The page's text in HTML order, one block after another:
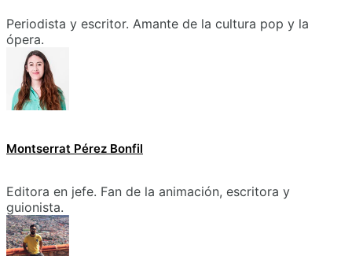
Periodista y escritor. Amante de la cultura pop y la
ópera.
Montserrat Pérez Bonfil
Editora en jefe. Fan de la animación, escritora y
guionista.